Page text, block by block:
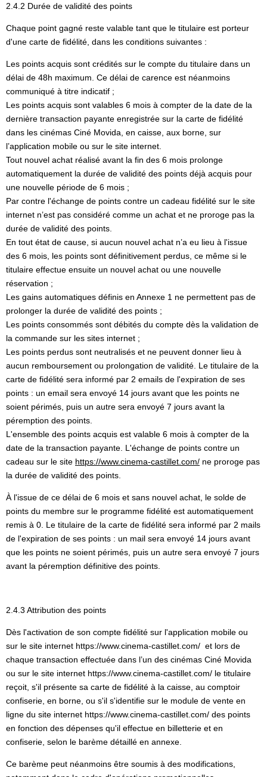
2.4.2 Durée de validité des points
Chaque point gagné reste valable tant que le titulaire est porteur
d'une carte de fidélité, dans les conditions suivantes :
Les points acquis sont crédités sur le compte du titulaire dans un
délai de 48h maximum. Ce délai de carence est néanmoins
communiqué à titre indicatif ;
Les points acquis sont valables 6 mois à compter de la date de la
dernière transaction payante enregistrée sur la carte de fidélité
dans les cinémas Ciné Movida, en caisse, aux borne, sur
l’application mobile ou sur le site internet.
Tout nouvel achat réalisé avant la fin des 6 mois prolonge
automatiquement la durée de validité des points déjà acquis pour
une nouvelle période de 6 mois ;
Par contre l'échange de points contre un cadeau fidélité sur le site
internet n’est pas considéré comme un achat et ne proroge pas la
durée de validité des points.
En tout état de cause, si aucun nouvel achat n’a eu lieu à l'issue
des 6 mois, les points sont définitivement perdus, ce même si le
titulaire effectue ensuite un nouvel achat ou une nouvelle
réservation ;
Les gains automatiques définis en Annexe 1 ne permettent pas de
prolonger la durée de validité des points ;
Les points consommés sont débités du compte dès la validation de
la commande sur les sites internet ;
Les points perdus sont neutralisés et ne peuvent donner lieu à
aucun remboursement ou prolongation de validité. Le titulaire de la
carte de fidélité sera informé par 2 emails de l'expiration de ses
points : un email sera envoyé 14 jours avant que les points ne
soient périmés, puis un autre sera envoyé 7 jours avant la
péremption des points.
L'ensemble des points acquis est valable 6 mois à compter de la
date de la transaction payante. L'échange de points contre un
cadeau sur le site https://www.cinema-castillet.com/ ne proroge pas
la durée de validité des points.
À l'issue de ce délai de 6 mois et sans nouvel achat, le solde de
points du membre sur le programme fidélité est automatiquement
remis à 0. Le titulaire de la carte de fidélité sera informé par 2 mails
de l'expiration de ses points : un mail sera envoyé 14 jours avant
que les points ne soient périmés, puis un autre sera envoyé 7 jours
avant la péremption définitive des points.
2.4.3 Attribution des points
Dès l'activation de son compte fidélité sur l'application mobile ou
sur le site internet https://www.cinema-castillet.com/ et lors de
chaque transaction effectuée dans l’un des cinémas Ciné Movida
ou sur le site internet https://www.cinema-castillet.com/ le titulaire
reçoit, s'il présente sa carte de fidélité à la caisse, au comptoir
confiserie, en borne, ou s'il s'identifie sur le module de vente en
ligne du site internet https://www.cinema-castillet.com/ des points
en fonction des dépenses qu'il effectue en billetterie et en
confiserie, selon le barème détaillé en annexe.
Ce barème peut néanmoins être soumis à des modifications,